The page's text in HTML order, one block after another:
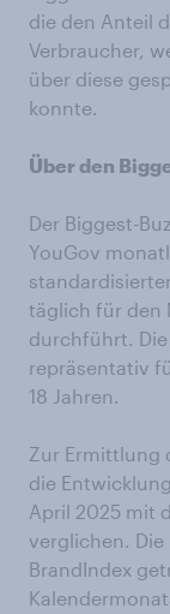
die den Anteil
Verbraucher,
über diese
konnte.
Über den
Der Biggest-
YouGov
täglich für den
durchführt.
repräsentativ
18 Jahren.
Zur Ermittlung
die
April 2025 mit
verglichen. Die
BrandIndex